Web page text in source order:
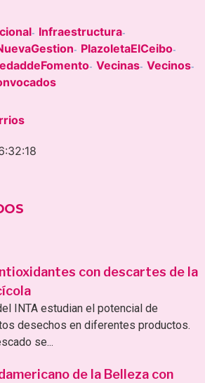
- Infraestructura-
- PlazoletaElCeibo-
- Vecinas- Vecinos-
con descartes de la
INTA estudian el potencial de
desechos en diferentes productos.
se...
de la Belleza con